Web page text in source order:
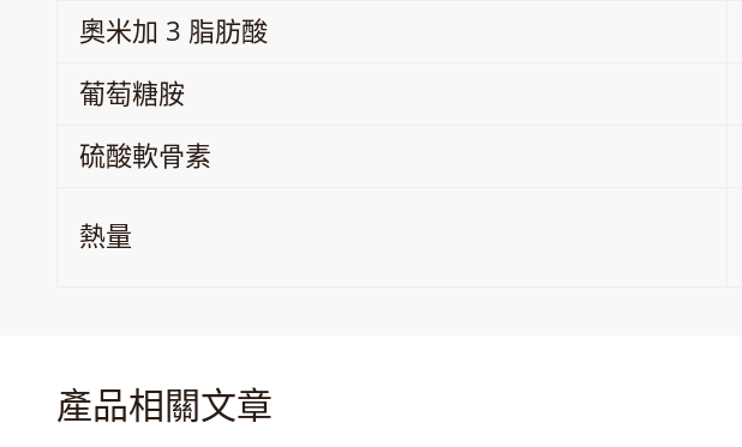
奧米加 3 脂肪酸
葡萄糖胺
硫酸軟骨素
熱量
產品相關文章